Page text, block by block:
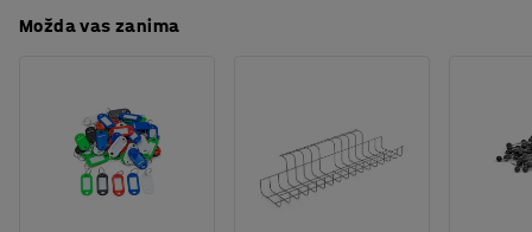
Možda vas zanima